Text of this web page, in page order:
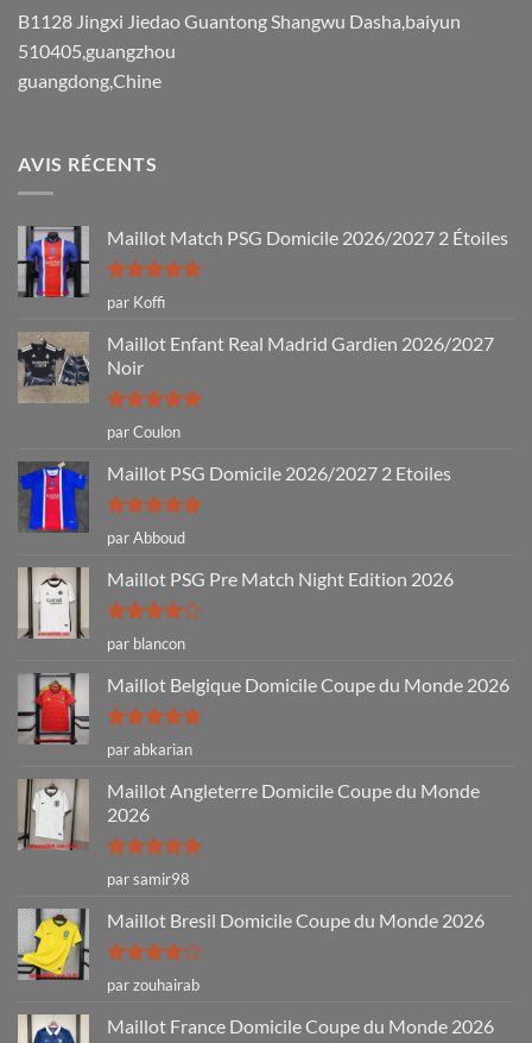
B1128 Jingxi Jiedao Guantong Shangwu Dasha,baiyun
510405,guangzhou
guangdong,Chine
AVIS RÉCENTS
Maillot Match PSG Domicile 2026/2027 2 Étoiles
Note5sur
5
par Koffi
Maillot Enfant Real Madrid Gardien 2026/2027
Noir
Note5sur
5
par Coulon
Maillot PSG Domicile 2026/2027 2 Etoiles
Note5sur
5
par Abboud
Maillot PSG Pre Match Night Edition 2026
Note4
sur 5
par blancon
Maillot Belgique Domicile Coupe du Monde 2026
Note5sur
5
par abkarian
Maillot Angleterre Domicile Coupe du Monde
2026
Note5sur
5
par samir98
Maillot Bresil Domicile Coupe du Monde 2026
Note4
sur 5
par zouhairab
Maillot France Domicile Coupe du Monde 2026